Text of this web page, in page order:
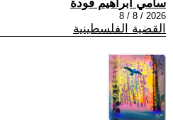
سامي ابراهيم فودة
2026 / 8 / 8
القضية الفلسطينية